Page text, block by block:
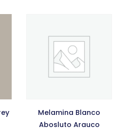
Melamina Blanco
Abosluto Arauco